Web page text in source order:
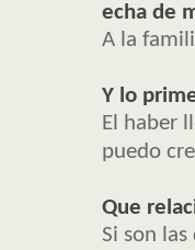
echa de
A la
Y lo
El haber
puedo
Que
Si son